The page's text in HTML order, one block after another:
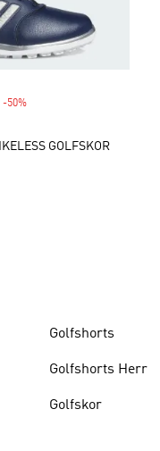
-50%
GOLFSKOR
Golfshorts
Golfshorts Herr
Golfskor